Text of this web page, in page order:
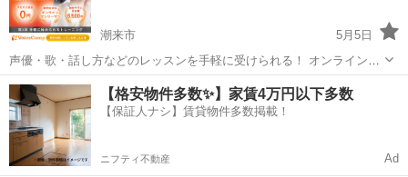
潮来市
5月5日
声優・歌・話し方などのレッスンを手軽に受けられる！ オンラインボ
イトレ教室「Voice Camp（ボイスキャンプ）」 「声優のレッスンを一
度受けてみたい」 「話し方に自信がなくて改善したい」 「歌が上手く
なって気...
茨城 潮来市 その他
【格安物件多数✨】家賃4万円以下多数
【保証人ナシ】賃貸物件多数掲載！
ニフティ不動産 Ad